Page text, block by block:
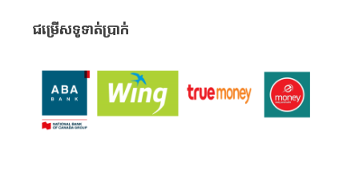
ជម្រើសទូទាត់ប្រាក់